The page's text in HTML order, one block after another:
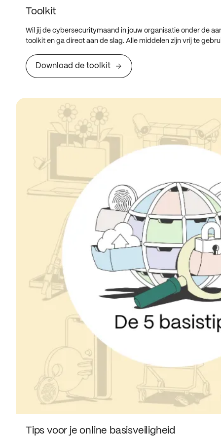
Toolkit
Wil jij de cybersecuritymaand in jouw organisatie onder de
toolkit en ga direct aan de slag. Alle middelen zijn vrij te
Download de toolkit
Tips voor je online basisveiligheid